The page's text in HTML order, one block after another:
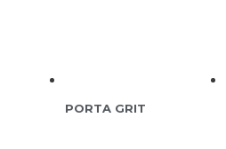
PORTA GRIT